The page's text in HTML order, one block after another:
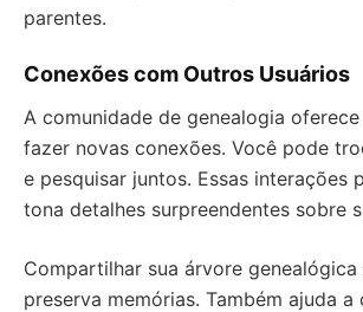
parentes.
Conexões com Outros Usuários
A comunidade de genealogia
fazer novas conexões. Você pode
e pesquisar juntos. Essas interações
tona detalhes surpreendentes sobre
Compartilhar sua árvore genealógica
preserva memórias. Também ajuda a